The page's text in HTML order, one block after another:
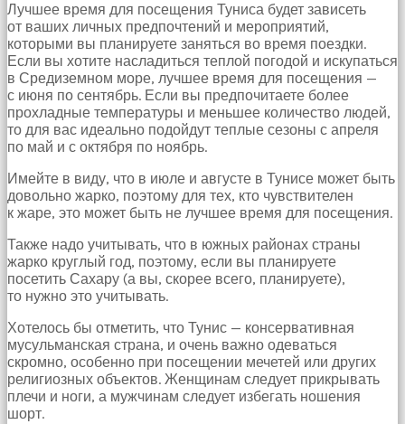
erkekler
tarafından
bolca
ihanete
uğrayan
genç
kız
ne
yapıp
edip
hayatının
erkeğini
bulamamıştır
porno
Bu
yüzden
artık
erkeklerden
umudunu
kesen
kız
kendi
başına
hamile
Лучшее время для посещения Туниса будет зависеть
от ваших личных предпочтений и мероприятий,
которыми вы планируете заняться во время поездки.
Если вы хотите насладиться теплой погодой и искупаться
в Средиземном море, лучшее время для посещения —
с июня по сентябрь. Если вы предпочитаете более
прохладные температуры и меньшее количество людей,
то для вас идеально подойдут теплые сезоны с апреля
по май и с октября по ноябрь.
Имейте в виду, что в июле и августе в Тунисе может быть
довольно жарко, поэтому для тех, кто чувствителен
к жаре, это может быть не лучшее время для посещения.
Также надо учитывать, что в южных районах страны
жарко круглый год, поэтому, если вы планируете
посетить Сахару (а вы, скорее всего, планируете),
то нужно это учитывать.
Хотелось бы отметить, что Тунис — консервативная
мусульманская страна, и очень важно одеваться
скромно, особенно при посещении мечетей или других
религиозных объектов. Женщинам следует прикрывать
плечи и ноги, а мужчинам следует избегать ношения
шорт.